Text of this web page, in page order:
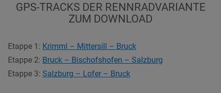
GPS-TRACKS DER RENNRADVARIANTE
ZUM DOWNLOAD
Etappe 1: Krimml – Mittersill – Bruck
Etappe 2: Bruck – Bischofshofen – Salzburg
Etappe 3: Salzburg – Lofer – Bruck